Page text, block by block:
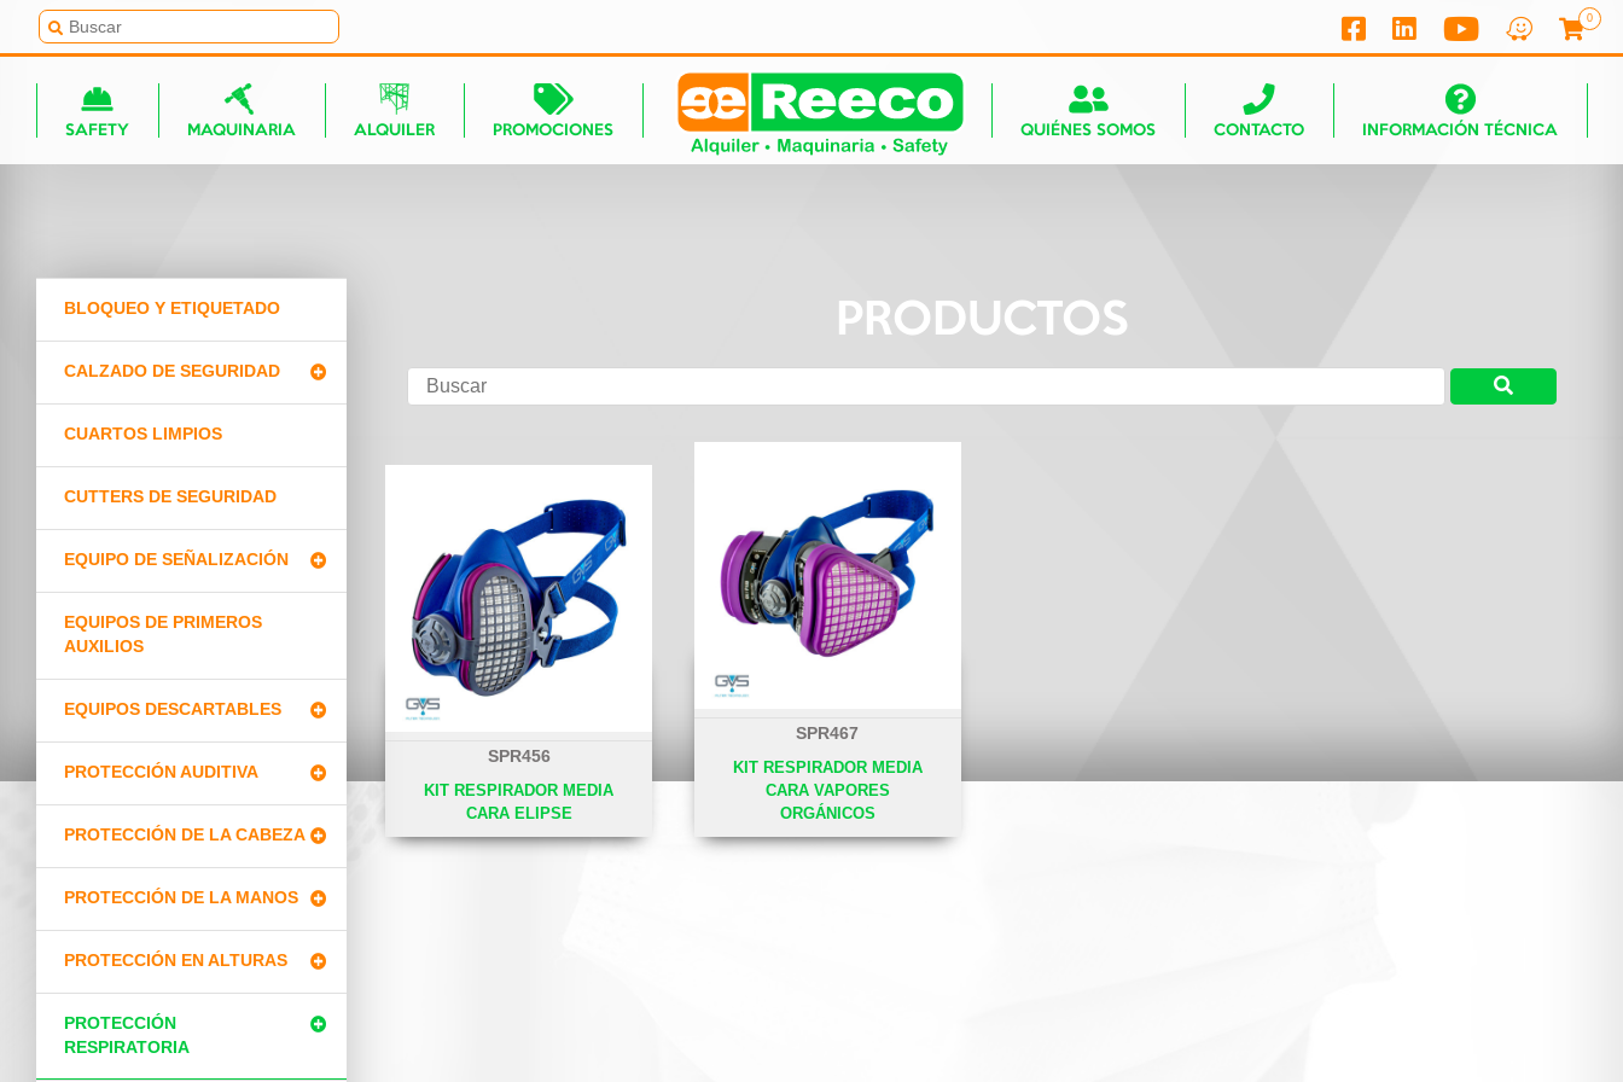
0
SAFETY MAQUINARIA ALQUILER PROMOCIONES QUIÉNES SOMOS CONTACTO INFORMACIÓN TÉCNICA
BLOQUEO Y ETIQUETADO
CALZADO DE SEGURIDAD
CUARTOS LIMPIOS
CUTTERS DE SEGURIDAD
EQUIPO DE SEÑALIZACIÓN
EQUIPOS DE PRIMEROS
AUXILIOS
EQUIPOS DESCARTABLES
PROTECCIÓN AUDITIVA
PROTECCIÓN DE LA CABEZA
PROTECCIÓN DE LA MANOS
PROTECCIÓN EN ALTURAS
PROTECCIÓN
RESPIRATORIA
PRODUCTOS
SPR456
KIT RESPIRADOR MEDIA
CARA ELIPSE
SPR467
KIT RESPIRADOR MEDIA
CARA VAPORES
ORGÁNICOS